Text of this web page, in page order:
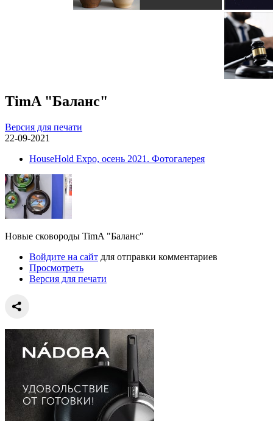
TimA "Баланс"
Версия для печати
22-09-2021
HouseHold Expo, осень 2021. Фотогалерея
Новые сковороды TimA "Баланс"
Войдите на сайт для отправки комментариев
Просмотреть
Версия для печати